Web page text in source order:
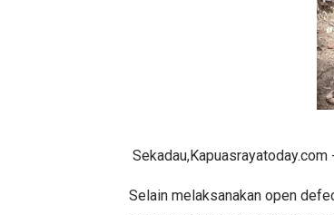
Sekadau,Kapuasrayatoday.com
Selain melaksanakan open